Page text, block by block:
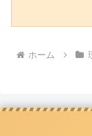
ホーム